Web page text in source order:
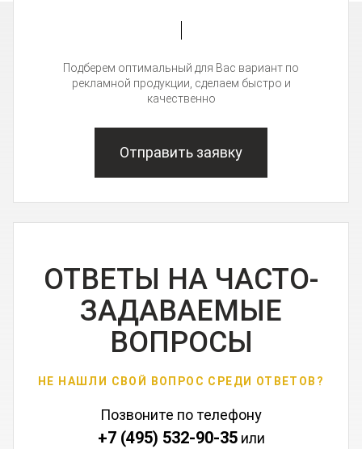
Подберем оптимальный для Вас вариант по
рекламной продукции, сделаем быстро и
качественно
Отправить заявку
ОТВЕТЫ НА ЧАСТО-
ЗАДАВАЕМЫЕ
ВОПРОСЫ
НЕ НАШЛИ СВОЙ ВОПРОС СРЕДИ ОТВЕТОВ?
Позвоните по телефону
+7 (495) 532-90-35или